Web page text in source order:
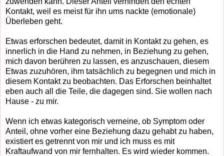
Kontakt, weil es meist für ihn ums nackte (emotionale)
Überleben geht.
Etwas erforschen bedeutet, damit in Kontakt zu gehen, es
innerlich in die Hand zu nehmen, in Beziehung zu gehen,
mich davon berühren zu lassen, es anzuschauen, diesem
Etwas zuzuhören, ihm tatsächlich zu begegnen und mich in
diesem Kontakt zu beobachten. Das Erforschen beinhaltet
eben auch all die Teile, die dagegen sind. Sie wollen nach
Hause - zu mir.
Wenn ich etwas kategorisch verneine, ob Symptom oder
Anteil, ohne vorher eine Beziehung dazu gehabt zu haben,
existiert es getrennt von mir und ich muss es mit
Kraftaufwand von mir fernhalten. Es wird wieder kommen.